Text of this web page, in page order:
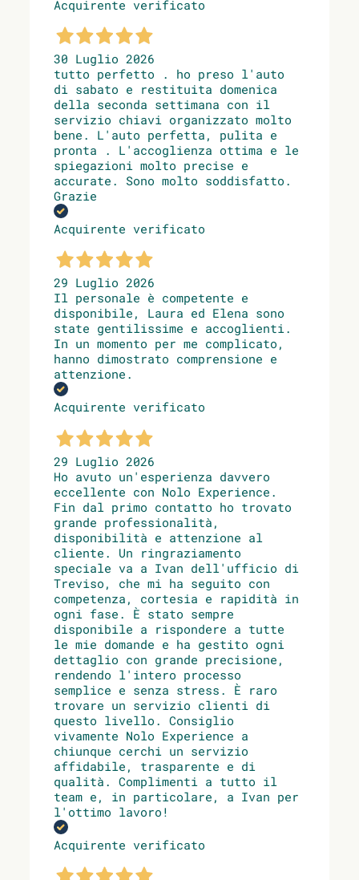
Acquirente verificato
30 Luglio 2026
tutto perfetto . ho preso l'auto
di sabato e restituita domenica
della seconda settimana con il
servizio chiavi organizzato molto
bene. L'auto perfetta, pulita e
pronta . L'accoglienza ottima e le
spiegazioni molto precise e
accurate. Sono molto soddisfatto.
Grazie
Acquirente verificato
29 Luglio 2026
Il personale è competente e
disponibile, Laura ed Elena sono
state gentilissime e accoglienti.
In un momento per me complicato,
hanno dimostrato comprensione e
attenzione.
Acquirente verificato
29 Luglio 2026
Ho avuto un'esperienza davvero
eccellente con Nolo Experience.
Fin dal primo contatto ho trovato
grande professionalità,
disponibilità e attenzione al
cliente. Un ringraziamento
speciale va a Ivan dell'ufficio di
Treviso, che mi ha seguito con
competenza, cortesia e rapidità in
ogni fase. È stato sempre
disponibile a rispondere a tutte
le mie domande e ha gestito ogni
dettaglio con grande precisione,
rendendo l'intero processo
semplice e senza stress. È raro
trovare un servizio clienti di
questo livello. Consiglio
vivamente Nolo Experience a
chiunque cerchi un servizio
affidabile, trasparente e di
qualità. Complimenti a tutto il
team e, in particolare, a Ivan per
l'ottimo lavoro!
Acquirente verificato